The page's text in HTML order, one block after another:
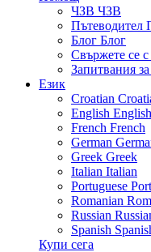
ЧЗВ ЧЗВ
Пътеводител
Блог Блог
Свържете се с
Запитвания
Език
Croatian
English English
French French
German
Greek Greek
Italian Italian
Portuguese
Romanian
Russian
Spanish
Купи сега